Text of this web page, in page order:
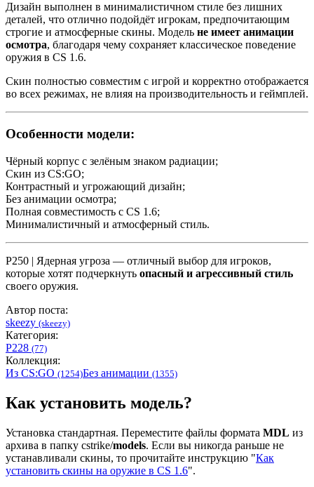
Дизайн выполнен в минималистичном стиле без лишних
деталей, что отлично подойдёт игрокам, предпочитающим
строгие и атмосферные скины. Модель не имеет анимации
осмотра, благодаря чему сохраняет классическое поведение
оружия в CS 1.6.
Скин полностью совместим с игрой и корректно отображается
во всех режимах, не влияя на производительность и геймплей.
Особенности модели:
Чёрный корпус с зелёным знаком радиации;
Скин из CS:GO;
Контрастный и угрожающий дизайн;
Без анимации осмотра;
Полная совместимость с CS 1.6;
Минималистичный и атмосферный стиль.
P250 | Ядерная угроза — отличный выбор для игроков,
которые хотят подчеркнуть опасный и агрессивный стиль
своего оружия.
Автор поста:
skeezy (skeezy)
Категория:
P228 (77)
Коллекция:
Из CS:GO (1254)Без анимации (1355)
Как установить модель?
Установка стандартная. Переместите файлы формата MDL из
архива в папку cstrike/models. Если вы никогда раньше не
устанавливали скины, то прочитайте инструкцию "Как
установить скины на оружие в CS 1.6".